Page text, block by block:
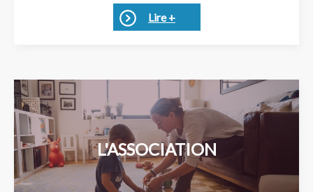
Lire +
L'ASSOCIATION